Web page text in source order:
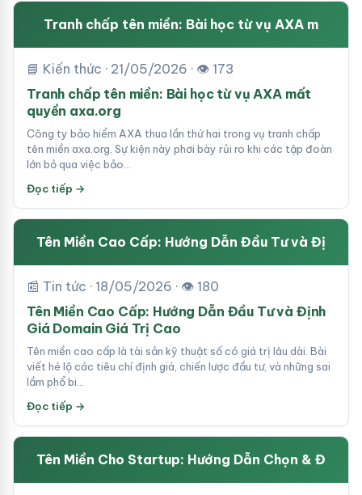
Tranh chấp tên miền: Bài học từ vụ AXA m
📘 Kiến thức · 21/05/2026 · 👁 173
Tranh chấp tên miền: Bài học từ vụ AXA mất
quyền axa.org
Công ty bảo hiểm AXA thua lần thứ hai trong vụ tranh chấp
tên miền axa.org. Sự kiện này phơi bày rủi ro khi các tập đoàn
lớn bỏ qua việc bảo…
Đọc tiếp →
Tên Miền Cao Cấp: Hướng Dẫn Đầu Tư và Đị
📰 Tin tức · 18/05/2026 · 👁 180
Tên Miền Cao Cấp: Hướng Dẫn Đầu Tư và Định
Giá Domain Giá Trị Cao
Tên miền cao cấp là tài sản kỹ thuật số có giá trị lâu dài. Bài
viết hé lộ các tiêu chí định giá, chiến lược đầu tư, và những sai
lầm phổ bi…
Đọc tiếp →
Tên Miền Cho Startup: Hướng Dẫn Chọn & Đ